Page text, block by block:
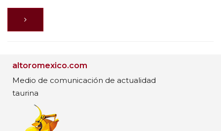
altoromexico.com
Medio de comunicación de actualidad
taurina